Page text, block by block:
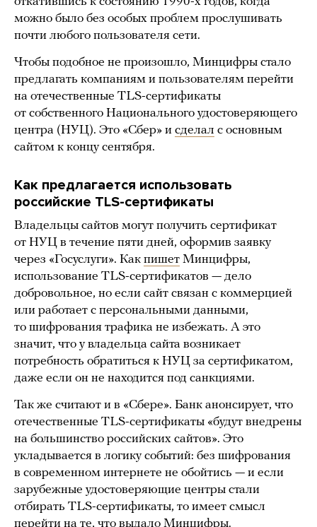
можно было без особых проблем прослушивать
почти любого пользователя сети.
Чтобы подобное не произошло, Минцифры стало
предлагать компаниям и пользователям перейти
на отечественные TLS-сертификаты
от собственного Национального удостоверяющего
центра (НУЦ). Это «Сбер» и сделал c основным
сайтом к концу сентября.
Как предлагается использовать
российские TLS-сертификаты
Владельцы сайтов могут получить сертификат
от НУЦ в течение пяти дней, оформив заявку
через «Госуслуги». Как пишет Минцифры,
использование TLS-сертификатов — дело
добровольное, но если сайт связан с коммерцией
или работает с персональными данными,
то шифрования трафика не избежать. А это
значит, что у владельца сайта возникает
потребность обратиться к НУЦ за сертификатом,
даже если он не находится под санкциями.
Так же считают и в «Сбере». Банк анонсирует, что
отечественные TLS-сертификаты «будут внедрены
на большинство российских сайтов». Это
укладывается в логику событий: без шифрования
в современном интернете не обойтись — и если
зарубежные удостоверяющие центры стали
отбирать TLS-сертификаты, то имеет смысл
перейти на те, что выдало Минцифры.